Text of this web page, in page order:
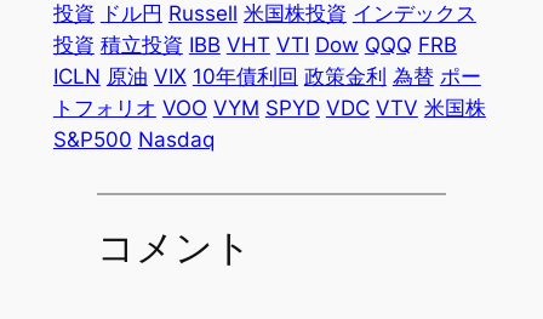
投資 ドル円 Russell 米国株投資 インデックス
投資 積立投資 IBB VHT VTI Dow QQQ FRB
ICLN 原油 VIX 10年債利回 政策金利 為替 ポー
トフォリオ VOO VYM SPYD VDC VTV 米国株
S&P500 Nasdaq
コメント